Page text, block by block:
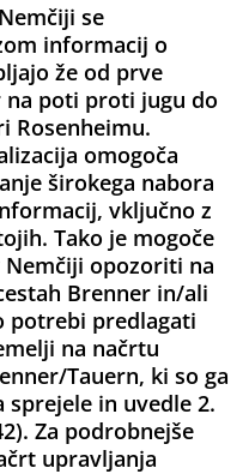
se
informacij o
že od prve
na poti proti jugu do
Rosenheimu.
omogoča
širokega nabora
vključno z
Tako je mogoče
Nemčiji opozoriti na
Brenner in/ali
potrebi predlagati
na načrtu
Tauern, ki so ga
in uvedle 2.
Za podrobnejše
upravljanja